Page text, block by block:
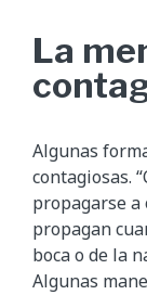
La
Algunas
contagiosas.
propagarse a
propagan
boca o de la
Algunas